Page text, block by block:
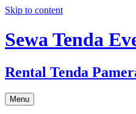
Skip to content
Sewa Tenda
Rental Tenda
Menu